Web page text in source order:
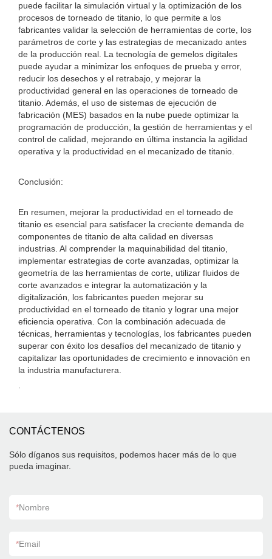
puede facilitar la simulación virtual y la optimización de los
procesos de torneado de titanio, lo que permite a los
fabricantes validar la selección de herramientas de corte, los
parámetros de corte y las estrategias de mecanizado antes
de la producción real. La tecnología de gemelos digitales
puede ayudar a minimizar los enfoques de prueba y error,
reducir los desechos y el retrabajo, y mejorar la
productividad general en las operaciones de torneado de
titanio. Además, el uso de sistemas de ejecución de
fabricación (MES) basados ​​en la nube puede optimizar la
programación de producción, la gestión de herramientas y el
control de calidad, mejorando en última instancia la agilidad
operativa y la productividad en el mecanizado de titanio.
Conclusión:
En resumen, mejorar la productividad en el torneado de
titanio es esencial para satisfacer la creciente demanda de
componentes de titanio de alta calidad en diversas
industrias. Al comprender la maquinabilidad del titanio,
implementar estrategias de corte avanzadas, optimizar la
geometría de las herramientas de corte, utilizar fluidos de
corte avanzados e integrar la automatización y la
digitalización, los fabricantes pueden mejorar su
productividad en el torneado de titanio y lograr una mejor
eficiencia operativa. Con la combinación adecuada de
técnicas, herramientas y tecnologías, los fabricantes pueden
superar con éxito los desafíos del mecanizado de titanio y
capitalizar las oportunidades de crecimiento e innovación en
la industria manufacturera.
CONTÁCTENOS
Sólo díganos sus requisitos, podemos hacer más de lo que
pueda imaginar.
*Nombre
*Email